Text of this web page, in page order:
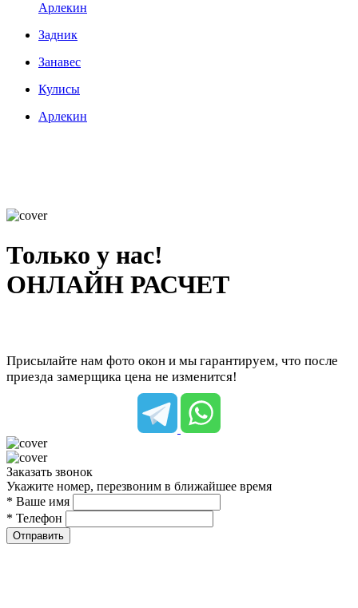
Арлекин
Задник
Занавес
Кулисы
Арлекин
Только у нас!
ОНЛАЙН РАСЧЕТ
Присылайте нам фото окон и мы гарантируем, что после
приезда замерщика цена не изменится!
Заказать звонок
Укажите номер, перезвоним в ближайшее время
* Ваше имя
* Телефон
Отправить